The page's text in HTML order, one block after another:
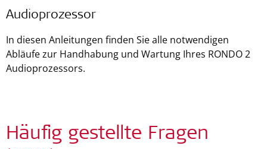
Audioprozessor
In diesen Anleitungen finden Sie alle notwendigen
Abläufe zur Handhabung und Wartung Ihres RONDO 2
Audioprozessors.
Häufig gestellte Fragen